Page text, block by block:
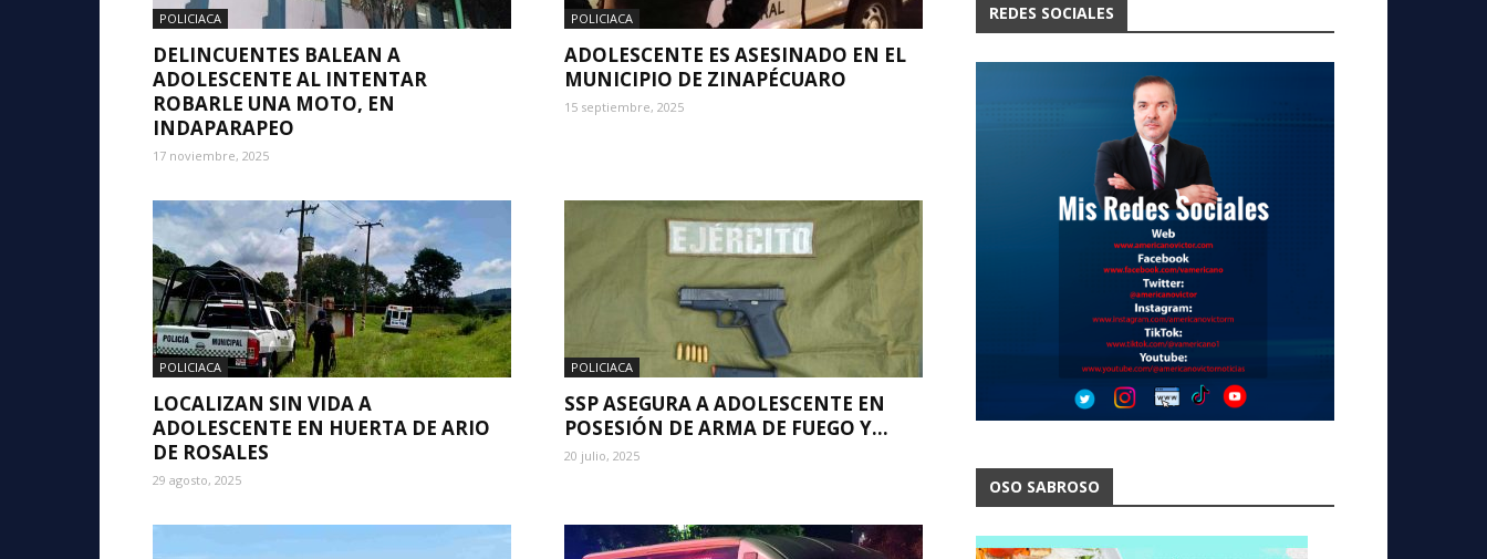
POLICIACA
DELINCUENTES BALEAN A
ADOLESCENTE AL INTENTAR
ROBARLE UNA MOTO, EN
INDAPARAPEO
17 noviembre, 2025
POLICIACA
ADOLESCENTE ES ASESINADO EN EL
MUNICIPIO DE ZINAPÉCUARO
15 septiembre, 2025
POLICIACA
LOCALIZAN SIN VIDA A
ADOLESCENTE EN HUERTA DE ARIO
DE ROSALES
29 agosto, 2025
POLICIACA
SSP ASEGURA A ADOLESCENTE EN
POSESIÓN DE ARMA DE FUEGO Y...
20 julio, 2025
REDES SOCIALES
OSO SABROSO